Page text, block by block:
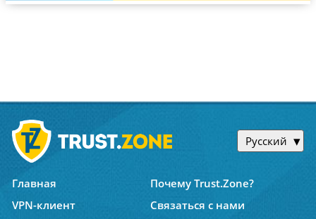
Русский
Главная
Почему Trust.Zone?
VPN-клиент
Связаться с нами